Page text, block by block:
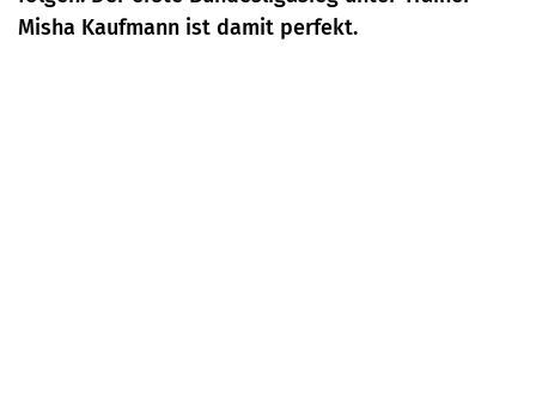
Misha Kaufmann ist damit perfekt.